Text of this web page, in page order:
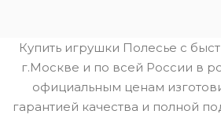
Купить игрушки Полесье с
г.Москве и по всей России в
официальным ценам
гарантией качества и полной